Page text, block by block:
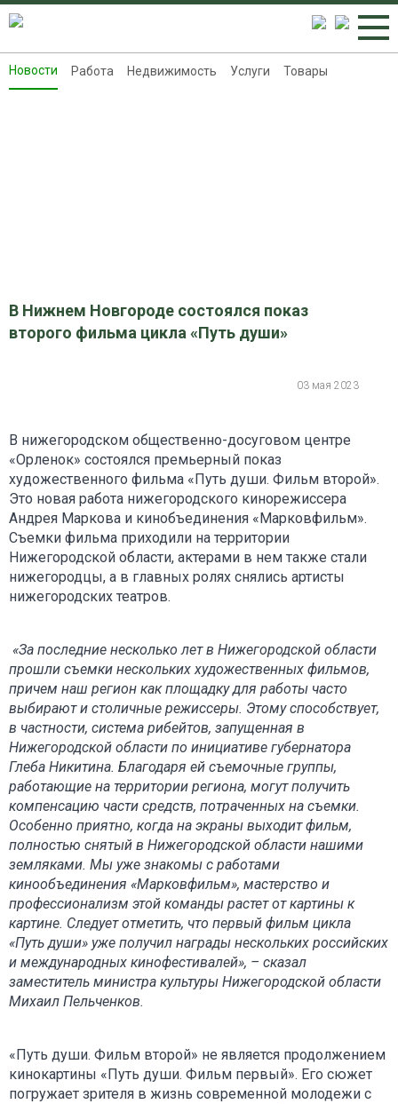
Новости
Новости Работа Недвижимость Услуги Товары
В Нижнем Новгороде состоялся показ
второго фильма цикла «Путь души»
03 мая 2023
В нижегородском общественно-досуговом центре
«Орленок» состоялся премьерный показ
художественного фильма «Путь души. Фильм второй».
Это новая работа нижегородского кинорежиссера
Андрея Маркова и кинобъединения «Марковфильм».
Съемки фильма приходили на территории
Нижегородской области, актерами в нем также стали
нижегородцы, а в главных ролях снялись артисты
нижегородских театров.
«За последние несколько лет в Нижегородской области
прошли съемки нескольких художественных фильмов,
причем наш регион как площадку для работы часто
выбирают и столичные режиссеры. Этому способствует,
в частности, система рибейтов, запущенная в
Нижегородской области по инициативе губернатора
Глеба Никитина. Благодаря ей съемочные группы,
работающие на территории региона, могут получить
компенсацию части средств, потраченных на съемки.
Особенно приятно, когда на экраны выходит фильм,
полностью снятый в Нижегородской области нашими
земляками. Мы уже знакомы с работами
кинообъединения «Марковфильм», мастерство и
профессионализм этой команды растет от картины к
картине. Следует отметить, что первый фильм цикла
«Путь души» уже получил награды нескольких российских
и международных кинофестивалей», – сказал
заместитель министра культуры Нижегородской области
Михаил Пельченков.
«Путь души. Фильм второй» не является продолжением
кинокартины «Путь души. Фильм первый». Его сюжет
погружает зрителя в жизнь современной молодежи с